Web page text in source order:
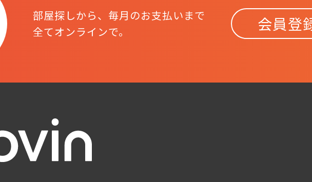
部屋探しから、毎月のお支払いまで
全てオンラインで。
会員登